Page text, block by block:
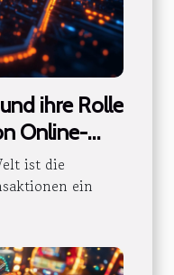
ihre Rolle
Online-
ist die
ein